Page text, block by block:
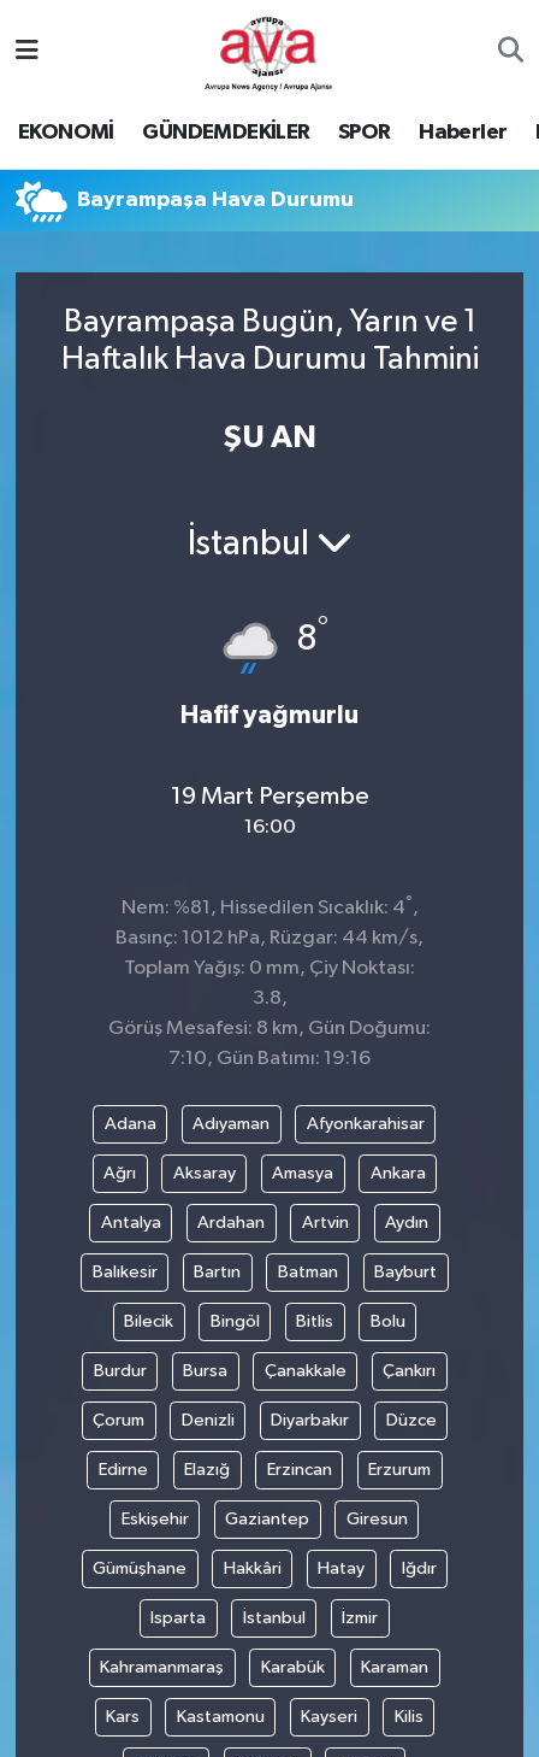
EKONOMİ GÜNDEMDEKİLER SPOR Haberler
Bayrampaşa Hava Durumu
Bayrampaşa Bugün, Yarın ve 1
Haftalık Hava Durumu Tahmini
ŞU AN
İstanbul
8°
Hafif yağmurlu
19 Mart Perşembe
16:00
Nem: %81, Hissedilen Sıcaklık: 4° ,
Basınç: 1012 hPa, Rüzgar: 44 km/s,
Toplam Yağış: 0 mm, Çiy Noktası:
3.8,
Görüş Mesafesi: 8 km, Gün Doğumu:
7:10, Gün Batımı: 19:16
Adana Adıyaman Afyonkarahisar
Ağrı Aksaray Amasya Ankara
Antalya Ardahan Artvin Aydın
Balıkesir Bartın Batman Bayburt
Bilecik Bingöl Bitlis Bolu
Burdur Bursa Çanakkale Çankırı
Çorum Denizli Diyarbakır Düzce
Edirne Elazığ Erzincan Erzurum
Eskişehir Gaziantep Giresun
Gümüşhane Hakkâri Hatay Iğdır
Isparta İstanbul İzmir
Kahramanmaraş Karabük Karaman
Kars Kastamonu Kayseri Kilis
Nöbetçi Eczaneler
Namaz Vakitleri
Trafik Durumu
Süper Lig Puan Durumu ve Fikstür